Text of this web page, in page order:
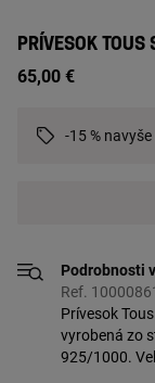
PRÍVESOK TOUS
65,00 €
-15 %
Podrobnosti
Ref.
Prívesok
vyrobená zo
925/1000.